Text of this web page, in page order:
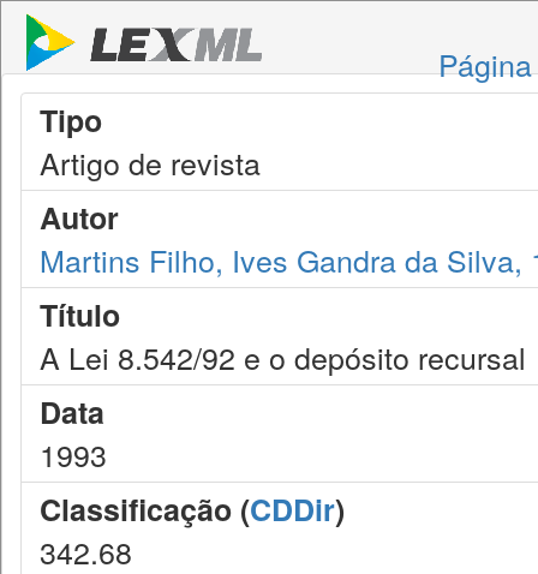
Tipo
Artigo de revista
Autor
Martins Filho, Ives Gandra da Silva,
Título
A Lei 8.542/92 e o depósito recursal
Data
1993
Classificação (CDDir)
342.68